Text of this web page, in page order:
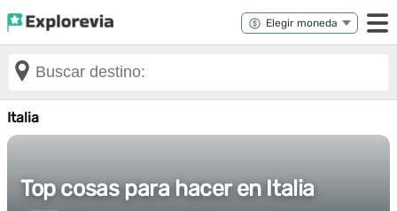
Italia
Top cosas para hacer en Italia